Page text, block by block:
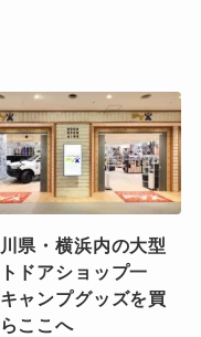
県・横浜内の大型
ドアショップ一
ャンプグッズを買
ここへ